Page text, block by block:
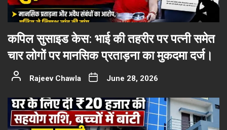
कपिल सुसाइड केस: भाई की तहरीर पर पत्नी समेत
चार लोगों पर मानसिक प्रताड़ना का मुकदमा दर्ज।
Rajeev Chawla June 28, 2026